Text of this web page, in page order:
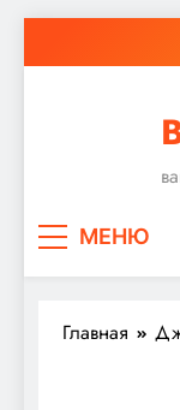
к
МЕНЮ
Главная